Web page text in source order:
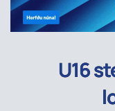
U16